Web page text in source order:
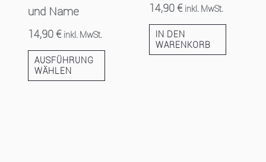
und Name
14,90€ inkl. MwSt.
AUSFÜHRUNG
WÄHLEN
14,90€ inkl. MwSt.
IN DEN
WARENKORB